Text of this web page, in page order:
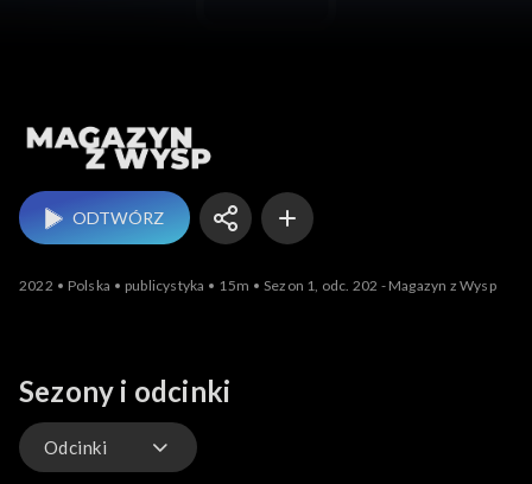
ODTWÓRZ
2022 Polska publicystyka 15m Sezon 1, odc. 202 - Magazyn z Wysp
Sezony i odcinki
Odcinki